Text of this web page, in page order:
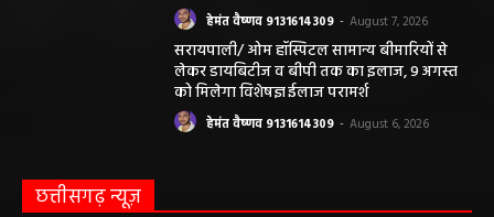
हेमंत वैष्णव 9131614309 - August 7, 2026
सरायपाली/ ओम हॉस्पिटल सामान्य बीमारियों से
लेकर डायबिटीज व बीपी तक का इलाज, 9 अगस्त
को मिलेगा विशेषज्ञ ईलाज परामर्श
हेमंत वैष्णव 9131614309 - August 6, 2026
छत्तीसगढ़ न्यूज़